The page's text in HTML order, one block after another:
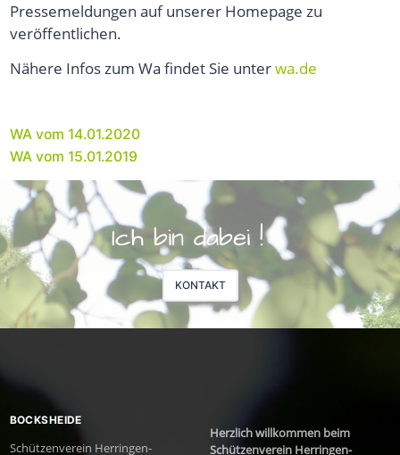
Pressemeldungen auf unserer Homepage zu
veröffentlichen.
Nähere Infos zum Wa findet Sie unterwa.de
WA vom 14.01.2020
WA vom 15.01.2019
Ich bin dabei !
KONTAKT
BOCKSHEIDE
Schützenverein Herringen-
Herzlich willkommen beim
Schützenverein Herringen-